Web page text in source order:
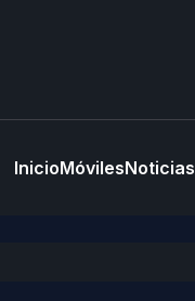
InicioMóvilesNoticias